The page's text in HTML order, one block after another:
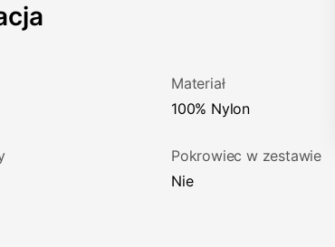
Materiał
100% Nylon
Pokrowiec w zestawie
Nie